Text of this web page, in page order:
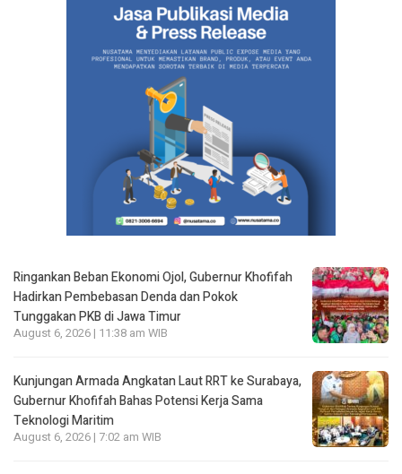
Ringankan Beban Ekonomi Ojol, Gubernur Khofifah
Hadirkan Pembebasan Denda dan Pokok
Tunggakan PKB di Jawa Timur
August 6, 2026 | 11:38 am WIB
Kunjungan Armada Angkatan Laut RRT ke Surabaya,
Gubernur Khofifah Bahas Potensi Kerja Sama
Teknologi Maritim
August 6, 2026 | 7:02 am WIB